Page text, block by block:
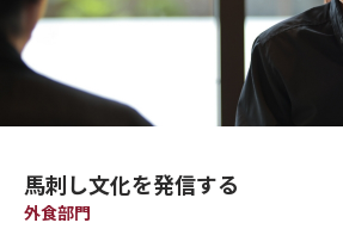
馬刺し文化を発信する
外食部門